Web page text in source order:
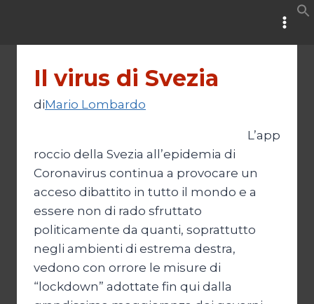
contenuto
Il virus di Svezia
diMario Lombardo
L’app
roccio della Svezia all’epidemia di
Coronavirus continua a provocare un
acceso dibattito in tutto il mondo e a
essere non di rado sfruttato
politicamente da quanti, soprattutto
negli ambienti di estrema destra,
vedono con orrore le misure di
“lockdown” adottate fin qui dalla